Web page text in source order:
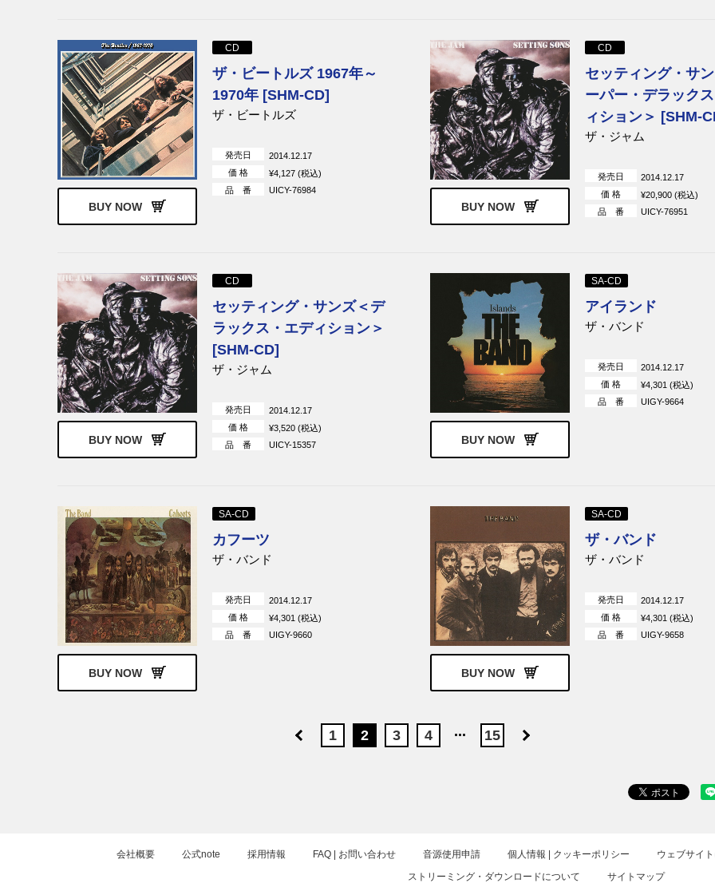
BUY NOW
CD
ザ・ビートルズ 1967年～
1970年 [SHM-CD]
ザ・ビートルズ
発売日
2014.12.17
価 格
¥4,127 (税込)
品 番
UICY-76984
BUY NOW
CD
セッティング・サ
ーパー・デラック
ィション＞ [SHM-
ザ・ジャム
発売日
2014.12.17
価 格
¥20,900 (税込)
品 番
UICY-76951
BUY NOW
CD
セッティング・サンズ＜デ
ラックス・エディション＞
[SHM-CD]
ザ・ジャム
発売日
2014.12.17
価 格
¥3,520 (税込)
品 番
UICY-15357 BUY NOW
SA-CD
アイランド
ザ・バンド
発売日
2014.12.17
価 格
¥4,301 (税込)
品 番
UIGY-9664
BUY NOW
SA-CD
カフーツ
ザ・バンド
発売日
2014.12.17
価 格
¥4,301 (税込)
品 番
UIGY-9660
BUY NOW
SA-CD
ザ・バンド
ザ・バンド
発売日
2014.12.17
価 格
¥4,301 (税込)
品 番
UIGY-9658
1 2 3 4 ... 15
会社概要 公式note 採用情報 FAQ | お問い合わせ 音源使用申請 個人情報 | クッキーポリシー ウェブサイ
ストリーミング・ダウンロードについて サイトマップ